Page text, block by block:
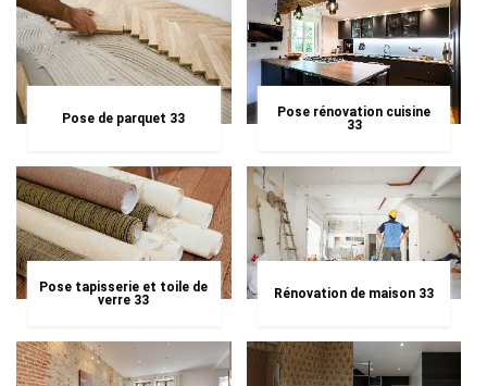
Pose de parquet 33
Pose rénovation cuisine
33
Pose tapisserie et toile de
verre 33
Rénovation de maison 33